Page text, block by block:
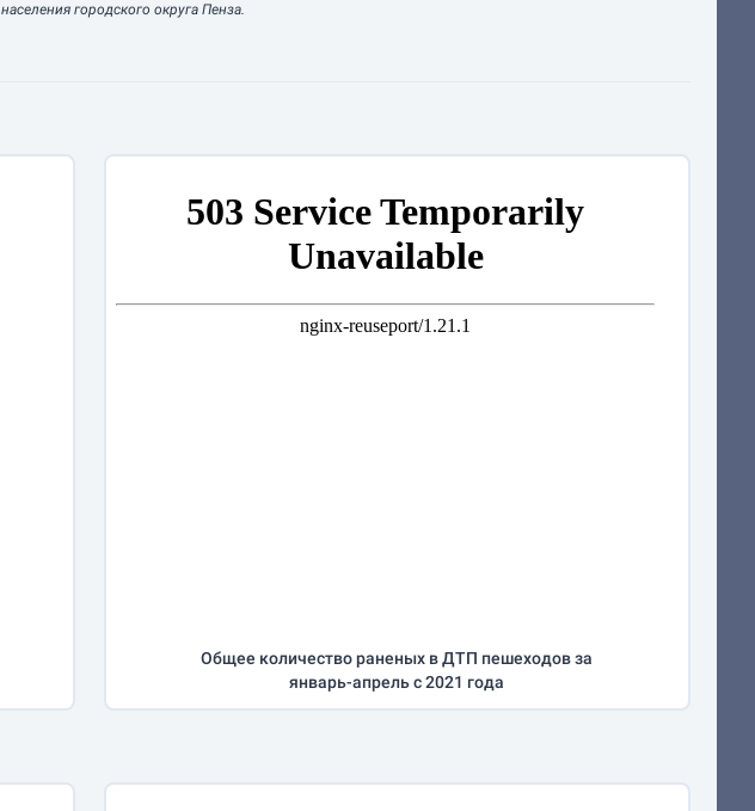
населения городского округа Пенза.
Общее количество раненых в ДТП пешеходов за
январь-апрельс 2021 года